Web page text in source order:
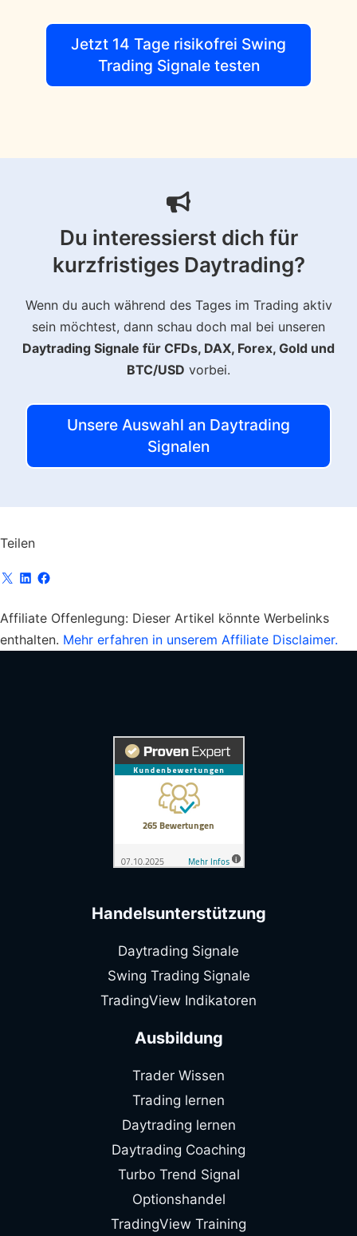
Jetzt 14 Tage risikofrei Swing
Trading Signale testen
Du interessierst dich für
kurzfristiges Daytrading?
Wenn du auch während des Tages im Trading aktiv
sein möchtest, dann schau doch mal bei unseren
Daytrading Signale für CFDs, DAX, Forex, Gold und
BTC/USD vorbei.
Unsere Auswahl an Daytrading
Signalen
Teilen
Affiliate Offenlegung: Dieser Artikel könnte Werbelinks
enthalten. Mehr erfahren in unserem Affiliate Disclaimer.
Handelsunterstützung
Daytrading Signale
Swing Trading Signale
TradingView Indikatoren
Ausbildung
Trader Wissen
Trading lernen
Daytrading lernen
Daytrading Coaching
Turbo Trend Signal
Optionshandel
TradingView Training